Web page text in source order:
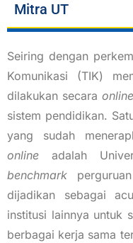
Mitra UT
Seiring dengan
Komunikasi (TIK)
dilakukan secaraonline
sistem pendidikan.
yang sudah
online adalah
benchmark
dijadikan sebagai
institusi lainnya untuk
berbagai kerja sama